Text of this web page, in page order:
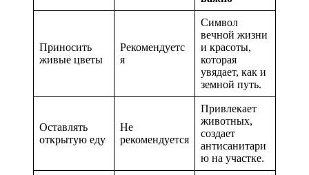
Приносить
живые цветы
Рекомендуетс
я
Символ
вечной жизни
и красоты,
которая
увядает, как и
земной путь.
Оставлять
открытую еду
Не
рекомендуется
Привлекает
животных,
создает
антисанитари
ю на участке.